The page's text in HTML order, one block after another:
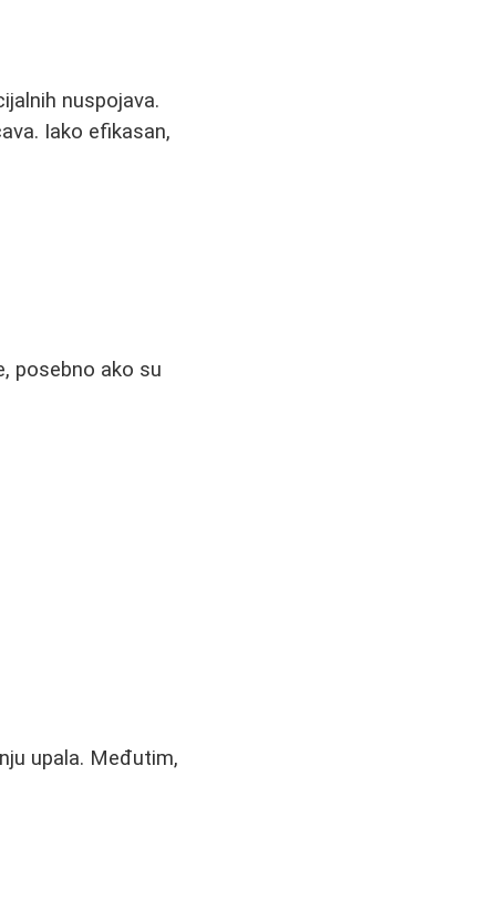
nuspojava.
Iako efikasan,
posebno ako su
upala. Međutim,